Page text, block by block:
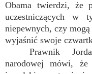
Obama twierdzi, że
uczestniczących w
niepewnych, czy
wyjaśnić swoje
Prawnik
narodowej mówi, że